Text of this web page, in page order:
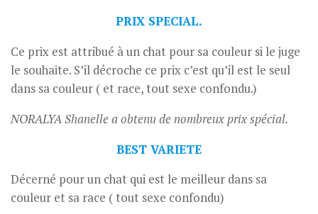
PRIX SPECIAL.
Ce prix est attribué à un chat pour sa couleur si le juge
le souhaite. S’il décroche ce prix c’est qu’il est le seul
dans sa couleur ( et race, tout sexe confondu.)
NORALYA Shanelle a obtenu de nombreux prix spécial.
BEST VARIETE
Décerné pour un chat qui est le meilleur dans sa
couleur et sa race ( tout sexe confondu)